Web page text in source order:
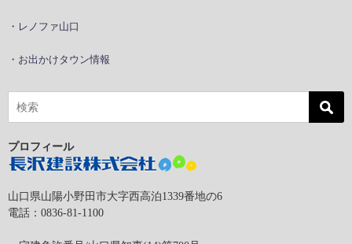
・レノファ山口
・お出かけタウン情報
プロフィール
山口県山陽小野田市大字西高泊1339番地の6
電話：0836-81-1100